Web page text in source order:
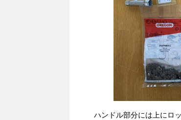
ハンドル部分には上にロ